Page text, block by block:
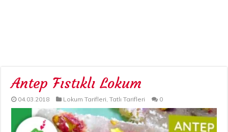
Antep Fıstıklı Lokum
04.03.2018 Lokum Tarifleri,Tatlı Tarifleri 0